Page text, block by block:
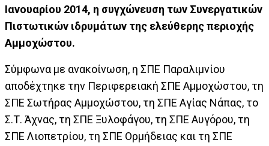
Ιανουαρίου 2014, η συγχώνευση των Συνεργατικών
Πιστωτικών ιδρυμάτων της ελεύθερης περιοχής
Αμμοχώστου.
Σύμφωνα με ανακοίνωση, η ΣΠΕ Παραλιμνίου
αποδέχτηκε την Περιφερειακή ΣΠΕ Αμμοχώστου, τη
ΣΠΕ Σωτήρας Αμμοχώστου, τη ΣΠΕ Αγίας Νάπας, το
Σ.Τ. Άχνας, τη ΣΠΕ Ξυλοφάγου, τη ΣΠΕ Αυγόρου, τη
ΣΠΕ Λιοπετρίου, τη ΣΠΕ Ορμήδειας και τη ΣΠΕ